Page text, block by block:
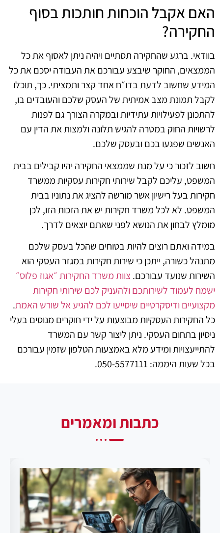
האם אקבל הוכחות חותכות בסוף
החקירה?
בוודאי. ברגע שהחקירה תסתיים ויהיה ניתן לאסוף את כל
הממצאים, החוקר שיבצע עבורכם את העבודה יסכם את כל
המידע שחשוב לדעת בדו״ח אחד קצר ותמציתי. כך, תוכלו
לקבל תמונת מצב אמיתית של העסק שלכם והעובדים בו,
להתכונן לפעילויות עתידיות ובמקרה הצורך גם לפנות
לרשויות החוק במטרה להגיש תלונה ולמצות את הדין עם
האנשים שפגעו בכם ובעסק שלכם.
חשוב לזכור כי על מנת שממצאי החקירה יהיו קבילים בבית
המשפט, עליכם לקבל שירותי חקירות עסקיות ממשרד
חקירות בעל רישיון אשר מורשה להציג את נתוניו בבית
המשפט. לא לכל משרד חקירות יש את הזכות הזו, לכן
מומלץ לבחון את הנושא לפני שאתם יוצאים לדרך.
במידה ואתם רוצים להיות בטוחים שהכל בעסק שלכם
מתנהל כשורה, ייתכן כי שירות חקירות במגזר העסקי הוא
השירות שנועד עבורכם.צוות משרד החקירות ״אגוז פלוס״
ישמח לעמוד לשירותכם ולהעניק לכם שירותי חקירות
מקצועיים ודיסקרטיים שיסייעו לכם להגיע אל שורש האמת.
כל החקירות העסקיות מבוצעות על ידי חוקרים מנוסים בעלי
ניסיון בתחום העסקי. ניתן ליצור קשר עם המשרד
להתייעצויות ומידע מלא באמצעות הטלפון שזמין עבורכם
בכל שעות היממה: 050-5577111.
כתבות ומאמרים